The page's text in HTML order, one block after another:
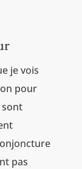
je vois
pour
sont
pas